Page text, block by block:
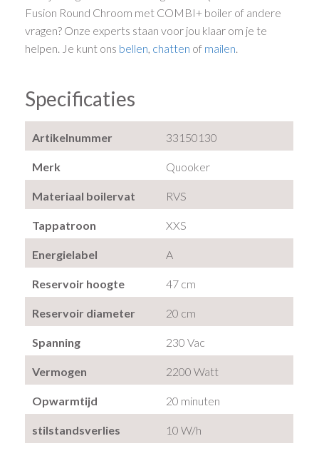
Fusion Round Chroom met COMBI+ boiler of andere
vragen? Onze experts staan voor jou klaar om je te
helpen. Je kunt ons bellen, chatten of mailen.
Specificaties
Artikelnummer 33150130
Merk Quooker
Materiaal boilervat RVS
Tappatroon XXS
Energielabel A
Reservoir hoogte 47 cm
Reservoir diameter 20 cm
Spanning 230 Vac
Vermogen 2200 Watt
Opwarmtijd 20 minuten
stilstandsverlies 10 W/h